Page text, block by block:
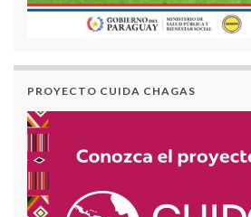
PROYECTO CUIDA CHAGAS